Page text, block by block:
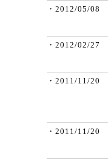
・2012/05/08
・2012/02/27
・2011/11/20
・2011/11/20